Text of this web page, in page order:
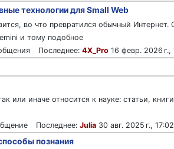
технологии для Small Web
во что превратился обычный
и тому подобное
4X_Pro 16 февр. 2026 г.,
или иначе относится к науке: статьи,
Julia 30 авг. 2025 г., 17:02
познания